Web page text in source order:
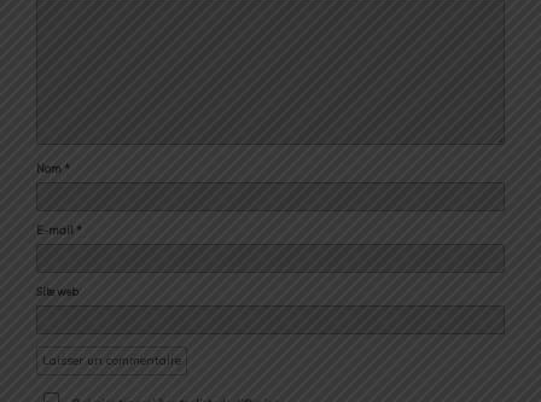
Nom *
E-mail *
Site web